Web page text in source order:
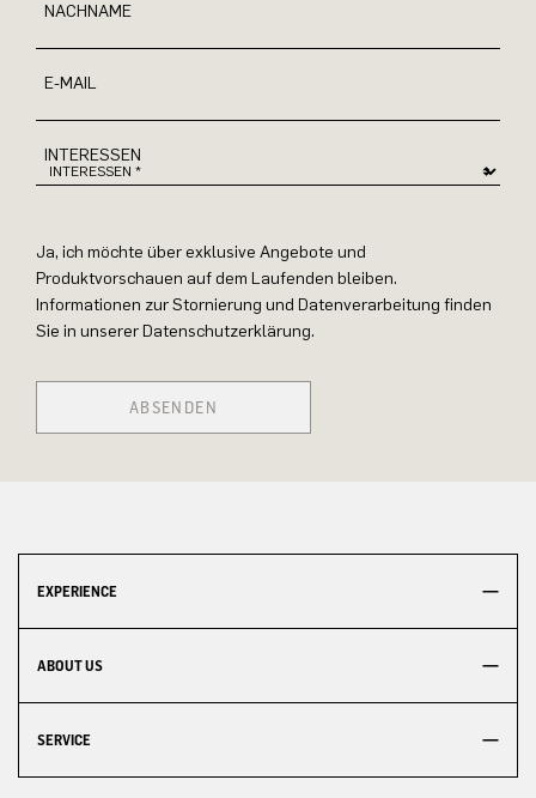
NACHNAME
E-MAIL
INTERESSEN
Ja, ich möchte über exklusive Angebote und
Produktvorschauen auf dem Laufenden bleiben.
Informationen zur Stornierung und Datenverarbeitung finden
Sie in unserer Datenschutzerklärung.
ABSENDEN
EXPERIENCE
ABOUT US
SERVICE